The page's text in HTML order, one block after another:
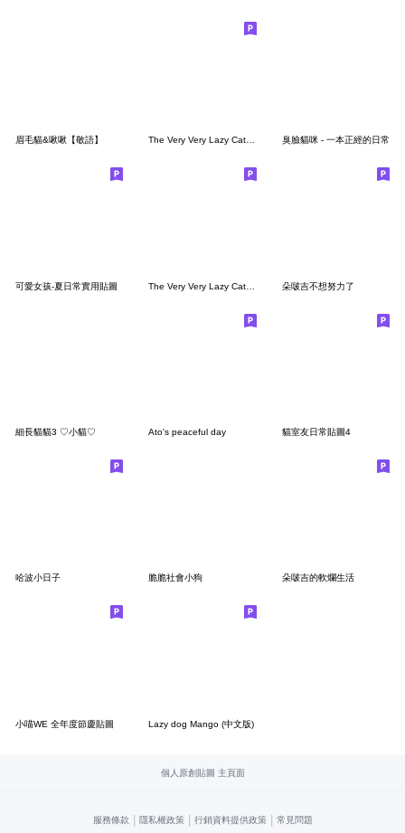
眉⽑貓&啾啾【敬語】 The Very Very Lazy Cat 8.0 (中文版) 臭臉貓咪 - 一本正經的日常
可愛女孩-夏日常實用貼圖 朵啵吉不想努力了
細長貓貓3 ♡小貓♡ Ato's peaceful day 貓室友日常貼圖4
哈波小日子 脆脆社會小狗 朵啵吉的軟爛生活
小喵WE 全年度節慶貼圖 Lazy dog Mango (中文版)
個人原創貼圖 主頁面
服務條款 | 隱私權政策 | 行銷資料提供政策 | 常見問題